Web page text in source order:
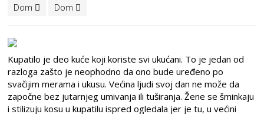
Dom Dom
Kupatilo je deo kuće koji koriste svi ukućani. To je jedan od
razloga zašto je neophodno da ono bude uređeno po
svačijim merama i ukusu. Većina ljudi svoj dan ne može da
započne bez jutarnjeg umivanja ili tuširanja. Žene se šminkaju
i stilizuju kosu u kupatilu ispred ogledala jer je tu, u većini